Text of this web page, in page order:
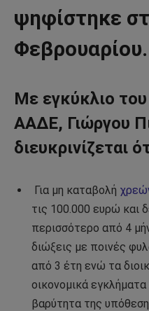
ψηφίστηκε
Φεβρουαρίου.
Με εγκύκλιο του
ΑΑΔΕ, Γιώργου
διευκρινίζεται
Για μη καταβολή
τις 100.000 ευρώ και
περισσότερο από 4
διώξεις με ποινές
από 3 έτη ενώ τα
οικονομικά
βαρύτητα της